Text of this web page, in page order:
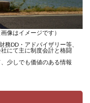
像はイメージです）
務DD・アドバイザリー等、
にて主に制度会計と格闘
少しでも価値のある情報